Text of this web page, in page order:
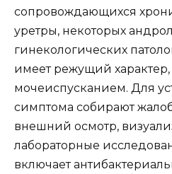
сопровождающихся
уретры, некоторых
гинекологических
имеет режущий характер,
мочеиспусканием. Для
симптома собирают
внешний осмотр,
лабораторные
включает